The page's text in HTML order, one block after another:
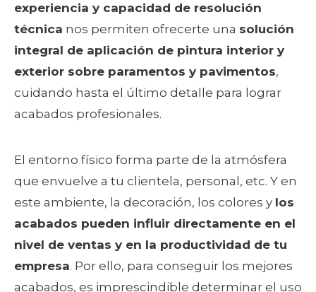
experiencia y capacidad de resolución
técnica nos permiten ofrecerte una solución
integral de aplicación de pintura interior y
exterior sobre paramentos y pavimentos,
cuidando hasta el último detalle para lograr
acabados profesionales.
El entorno físico forma parte de la atmósfera
que envuelve a tu clientela, personal, etc. Y en
este ambiente, la decoración, los colores y los
acabados pueden influir directamente en el
nivel de ventas y en la productividad de tu
empresa. Por ello, para conseguir los mejores
acabados, es imprescindible determinar el uso